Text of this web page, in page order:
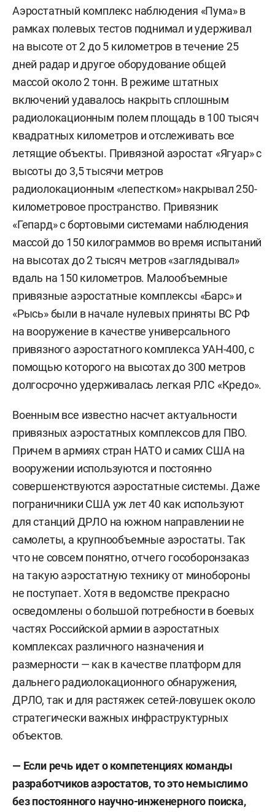
Аэростатный комплекс наблюдения «Пума» в
рамках полевых тестов поднимал и удерживал
на высоте от 2 до 5 километров в течение 25
дней радар и другое оборудование общей
массой около 2 тонн. В режиме штатных
включений удавалось накрыть сплошным
радиолокационным полем площадь в 100 тысяч
квадратных километров и отслеживать все
летящие объекты. Привязной аэростат «Ягуар» с
высоты до 3,5 тысячи метров
радиолокационным «лепестком» накрывал 250-
километровое пространство. Привязник
«Гепард» с бортовыми системами наблюдения
массой до 150 килограммов во время испытаний
на высотах до 2 тысяч метров «заглядывал»
вдаль на 150 километров. Малообъемные
привязные аэростатные комплексы «Барс» и
«Рысь» были в начале нулевых приняты ВС РФ
на вооружение в качестве универсального
привязного аэростатного комплекса УАН-400, с
помощью которого на высотах до 300 метров
долгосрочно удерживалась легкая РЛС «Кредо».
Военным все известно насчет актуальности
привязных аэростатных комплексов для ПВО.
Причем в армиях стран НАТО и самих США на
вооружении используются и постоянно
совершенствуются аэростатные системы. Даже
пограничники США уж лет 40 как используют
для станций ДРЛО на южном направлении не
самолеты, а крупнообъемные аэростаты. Так
что не совсем понятно, отчего гособоронзаказ
на такую аэростатную технику от минобороны
не поступает. Хотя в ведомстве прекрасно
осведомлены о большой потребности в боевых
частях Российской армии в аэростатных
комплексах различного назначения и
размерности — как в качестве платформ для
дальнего радиолокационного обнаружения,
ДРЛО, так и для растяжек сетей-ловушек около
стратегически важных инфраструктурных
объектов.
— Если речь идет о компетенциях команды
разработчиков аэростатов, то это немыслимо
без постоянного научно-инженерного поиска,